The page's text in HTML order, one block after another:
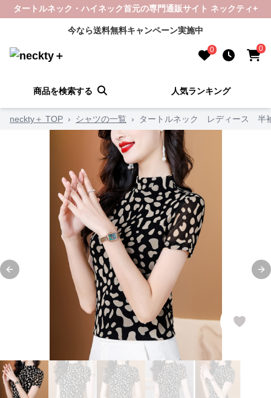
タートルネック・ハイネック首元の専門通販サイト ネックティ+
今なら送料無料キャンペーン実施中
0 0
商品を検索する 人気ランキング
neckty＋ TOP › シャツの一覧 › タートルネック レディース 半
Previous slide